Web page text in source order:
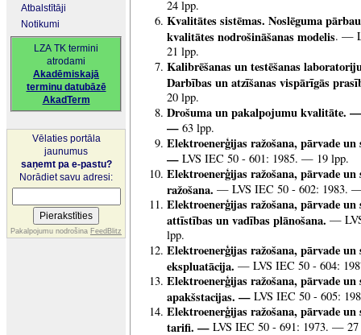
Atbalstītāji
Notikumi
LZA TK termini
atrodami
Akadēmiskajā
terminu datubāzē
AkadTerm
Vēlaties portāla
jaunumus
saņemt pa e-pastu?
Norādiet savu adresi:
Pakalpojumu nodrošina FeedBlitz
24 lpp.
Kvalitātes sistēmas. Noslēguma
kvalitātes nodrošināšanas modelis. —
21 lpp.
Kalibrēšanas un testēšanas
Darbības un atzīšanas vispārīgās
20 lpp.
Drošuma un pakalpojumu kvalitāte.
— 63 lpp.
Elektroenerģijas ražošana, pārvade
— LVS IEC 50 - 601: 1985. — 19 lpp.
Elektroenerģijas ražošana, pārvade
ražošana. — LVS IEC 50 - 602: 1983.
Elektroenerģijas ražošana, pārvade un
attīstības un vadības plānošana. —
lpp.
Elektroenerģijas ražošana, pārvade
ekspluatācija. — LVS IEC 50 - 604:
Elektroenerģijas ražošana, pārvade
apakšstacijas. — LVS IEC 50 - 605:
Elektroenerģijas ražošana, pārvade
tarifi. — LVS IEC 50 - 691: 1973. —